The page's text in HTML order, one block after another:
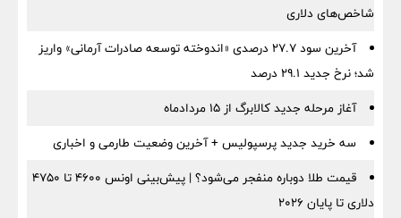
شاخص‌های دلاری
آخرین سود ۲۷.۷ درصدی «اندوخته توسعه صادرات آرمانی» واریز
شد؛ نرخ جدید ۲۹.۱ درصد
آغاز مرحله جدید کالابرگ از ۱۵ مردادماه
سه خرید جدید پرسپولیس + آخرین وضعیت طارمی و اخباری
قیمت طلا دوباره منفجر می‌شود؟ | پیش‌بینی اونس ۴۶۰۰ تا ۴۷۵۰
دلاری تا پایان ۲۰۲۶